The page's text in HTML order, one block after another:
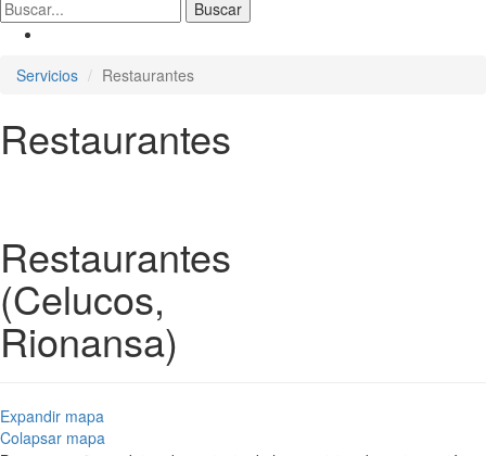
Servicios Restaurantes
Restaurantes
Restaurantes
(Celucos,
Rionansa)
Expandir mapa
Colapsar mapa